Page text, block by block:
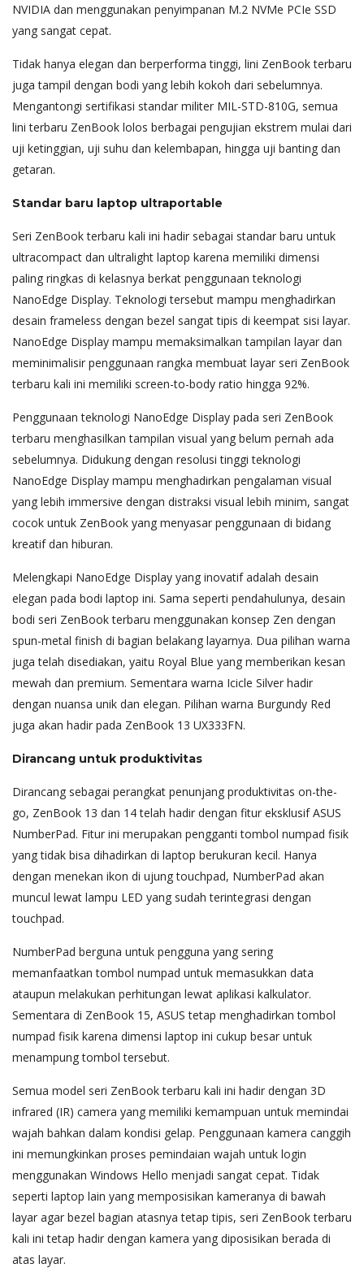
NVIDIA dan menggunakan penyimpanan M.2 NVMe PCIe SSD
yang sangat cepat.
Tidak hanya elegan dan berperforma tinggi, lini ZenBook terbaru
juga tampil dengan bodi yang lebih kokoh dari sebelumnya.
Mengantongi sertifikasi standar militer MIL-STD-810G, semua
lini terbaru ZenBook lolos berbagai pengujian ekstrem mulai dari
uji ketinggian, uji suhu dan kelembapan, hingga uji banting dan
getaran.
Standar baru laptop ultraportable
Seri ZenBook terbaru kali ini hadir sebagai standar baru untuk
ultracompact dan ultralight laptop karena memiliki dimensi
paling ringkas di kelasnya berkat penggunaan teknologi
NanoEdge Display. Teknologi tersebut mampu menghadirkan
desain frameless dengan bezel sangat tipis di keempat sisi layar.
NanoEdge Display mampu memaksimalkan tampilan layar dan
meminimalisir penggunaan rangka membuat layar seri ZenBook
terbaru kali ini memiliki screen-to-body ratio hingga 92%.
Penggunaan teknologi NanoEdge Display pada seri ZenBook
terbaru menghasilkan tampilan visual yang belum pernah ada
sebelumnya. Didukung dengan resolusi tinggi teknologi
NanoEdge Display mampu menghadirkan pengalaman visual
yang lebih immersive dengan distraksi visual lebih minim, sangat
cocok untuk ZenBook yang menyasar penggunaan di bidang
kreatif dan hiburan.
Melengkapi NanoEdge Display yang inovatif adalah desain
elegan pada bodi laptop ini. Sama seperti pendahulunya, desain
bodi seri ZenBook terbaru menggunakan konsep Zen dengan
spun-metal finish di bagian belakang layarnya. Dua pilihan warna
juga telah disediakan, yaitu Royal Blue yang memberikan kesan
mewah dan premium. Sementara warna Icicle Silver hadir
dengan nuansa unik dan elegan. Pilihan warna Burgundy Red
juga akan hadir pada ZenBook 13 UX333FN.
Dirancang untuk produktivitas
Dirancang sebagai perangkat penunjang produktivitas on-the-
go, ZenBook 13 dan 14 telah hadir dengan fitur eksklusif ASUS
NumberPad. Fitur ini merupakan pengganti tombol numpad fisik
yang tidak bisa dihadirkan di laptop berukuran kecil. Hanya
dengan menekan ikon di ujung touchpad, NumberPad akan
muncul lewat lampu LED yang sudah terintegrasi dengan
touchpad.
NumberPad berguna untuk pengguna yang sering
memanfaatkan tombol numpad untuk memasukkan data
ataupun melakukan perhitungan lewat aplikasi kalkulator.
Sementara di ZenBook 15, ASUS tetap menghadirkan tombol
numpad fisik karena dimensi laptop ini cukup besar untuk
menampung tombol tersebut.
Semua model seri ZenBook terbaru kali ini hadir dengan 3D
infrared (IR) camera yang memiliki kemampuan untuk memindai
wajah bahkan dalam kondisi gelap. Penggunaan kamera canggih
ini memungkinkan proses pemindaian wajah untuk login
menggunakan Windows Hello menjadi sangat cepat. Tidak
seperti laptop lain yang memposisikan kameranya di bawah
layar agar bezel bagian atasnya tetap tipis, seri ZenBook terbaru
kali ini tetap hadir dengan kamera yang diposisikan berada di
atas layar.